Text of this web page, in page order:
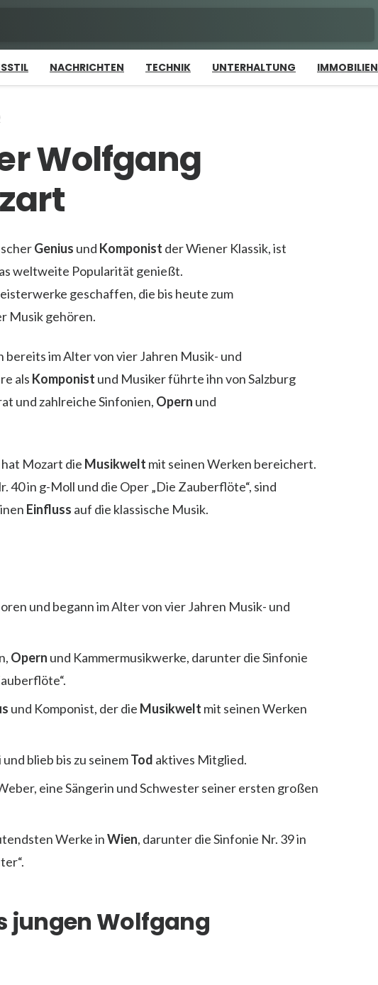
NACHRICHTEN TECHNIK UNTERHALTUNG IMMOBILIEN
Wolfgang
Genius und Komponist der Wiener Klassik, ist
weltweite Popularität genießt.
geschaffen, die bis heute zum
Musik gehören.
bereits im Alter von vier Jahren Musik- und
als Komponist und Musiker führte ihn von Salzburg
und zahlreiche Sinfonien, Opern und
Mozart die Musikwelt mit seinen Werken bereichert.
40 in g-Moll und die Oper „Die Zauberflöte“, sind
Einfluss auf die klassische Musik.
und begann im Alter von vier Jahren Musik- und
Opern und Kammermusikwerke, darunter die Sinfonie
und Komponist, der die Musikwelt mit seinen Werken
blieb bis zu seinemTod aktives Mitglied.
eine Sängerin und Schwester seiner ersten großen
Werke inWien, darunter die Sinfonie Nr. 39 in
jungen Wolfgang